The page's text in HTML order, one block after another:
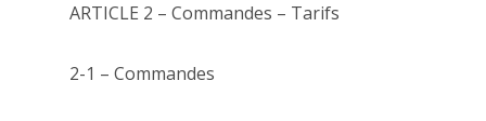
ARTICLE 2 – Commandes – Tarifs
2-1 – Commandes